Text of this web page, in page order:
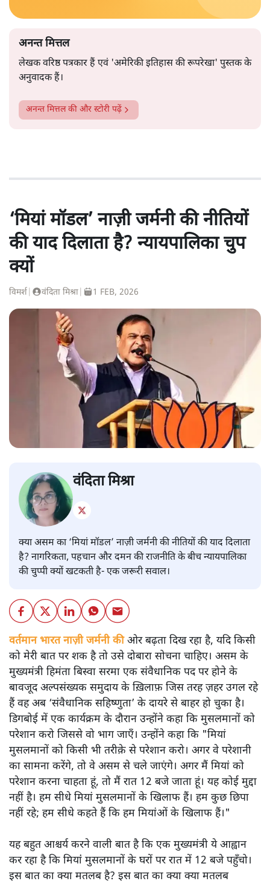
अनन्त मित्तल
लेखक वरिष्ठ पत्रकार हैं एवं 'अमेरिकी इतिहास की रूपरेखा' पुस्तक के
अनुवादक हैं।
अनन्त मित्तलकी और स्टोरी पढ़ें
‘मियां मॉडल’ नाज़ी जर्मनी की नीतियों
की याद दिलाता है? न्यायपालिका चुप
क्यों
विमर्श वंदिता मिश्रा 1 FEB, 2026
वंदिता मिश्रा
क्या असम का ‘मियां मॉडल’ नाज़ी जर्मनी की नीतियों की याद दिलाता
है? नागरिकता, पहचान और दमन की राजनीति के बीच न्यायपालिका
की चुप्पी क्यों खटकती है- एक जरूरी सवाल।
वर्तमान भारत नाज़ी जर्मनी कीओर बढ़ता दिख रहा है, यदि किसी
को मेरी बात पर शक है तो उसे दोबारा सोचना चाहिए। असम के
मुख्यमंत्री हिमंता बिस्वा सरमा एक संवैधानिक पद पर होने के
बावजूद अल्पसंख्यक समुदाय के ख़िलाफ़ जिस तरह ज़हर उगल रहे
हैं वह अब ‘संवैधानिक सहिष्णुता’ के दायरे से बाहर हो चुका है।
डिगबोई में एक कार्यक्रम के दौरान उन्होंने कहा कि मुसलमानों को
परेशान करो जिससे वो भाग जाएँ। उन्होंने कहा कि "मियां
मुसलमानों को किसी भी तरीक़े से परेशान करो। अगर वे परेशानी
का सामना करेंगे, तो वे असम से चले जाएंगे। अगर मैं मियां को
परेशान करना चाहता हूं, तो मैं रात 12 बजे जाता हूं। यह कोई मुद्दा
नहीं है। हम सीधे मियां मुसलमानों के खिलाफ हैं। हम कुछ छिपा
नहीं रहे; हम सीधे कहते हैं कि हम मियांओं के खिलाफ हैं।"
यह बहुत आश्चर्य करने वाली बात है कि एक मुख्यमंत्री ये आह्वान
कर रहा है कि मियांं मुसलमानों के घरों पर रात में 12 बजे पहुँचो।
इस बात का क्या मतलब है? इस बात का क्या क्या मतलब